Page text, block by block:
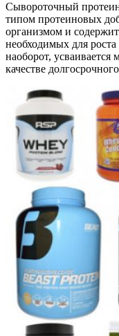
Сывороточный
типом протеиновых
организмом и
необходимых для
наоборот, усваивается
качестве